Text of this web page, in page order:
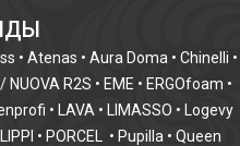
• Atenas • Aura Doma • Chinelli •
NUOVA R2S • EME • ERGOfoam •
• LAVA • LIMASSO • Logevy
• PORCEL • Pupilla • Queen